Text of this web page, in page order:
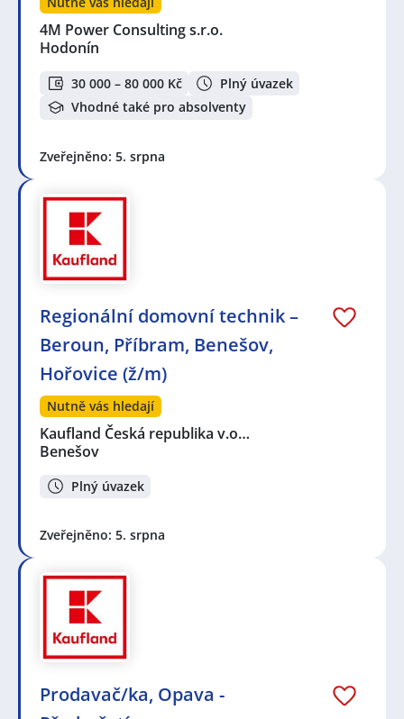
4M Power Consulting s.r.o.
Hodonín
30 000 – 80 000 Kč
Plný úvazek
Vhodné také pro absolventy
Zveřejněno: 5. srpna
Regionální domovní technik –
Beroun, Příbram, Benešov,
Hořovice (ž/m)
Nutně vás hledají
Kaufland Česká republika v.o…
Benešov
Plný úvazek
Zveřejněno: 5. srpna
Prodavač/ka, Opava -